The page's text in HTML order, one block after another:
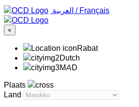
‏العربية ‏ / Français
×
Rabat
Dutch
MAD
Plaats
Land